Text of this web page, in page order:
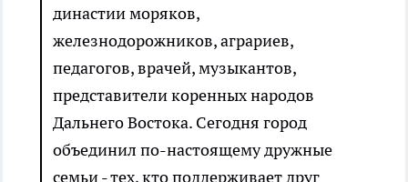
династии моряков,
железнодорожников, аграриев,
педагогов, врачей, музыкантов,
представители коренных народов
Дальнего Востока. Сегодня город
объединил по-настоящему дружные
семьи - тех, кто поддерживает друг